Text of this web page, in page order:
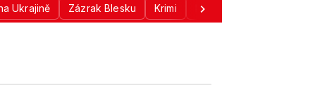
Ukrajině Zázrak Blesku Krimi Donald Trump